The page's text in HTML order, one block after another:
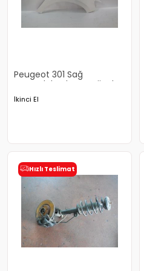
Peugeot 301 Sağ
Çamurluk Çıkma Orjinal
İkinci El
Hızlı Teslimat